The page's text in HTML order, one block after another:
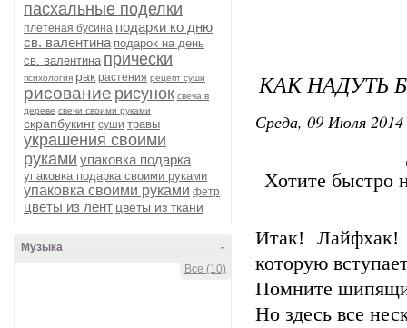
пасхальные поделки
плетеная бусина подарки ко дню
св. валентина подарок на день
св. валентина прически
психология рак растения рецепт суши
рисование рисунок свеча в
дереве свечи своими руками
скрапбукинг суши травы
украшения своими
руками упаковка подарка
упаковка подарка своими руками
упаковка своими руками фетр
цветы из лент цветы из ткани
-
Музыка
Все (10)
КАК НАДУТЬ
Среда, 09 Июля
Хотите быстро
Итак!
которую
Помните
Но здесь все